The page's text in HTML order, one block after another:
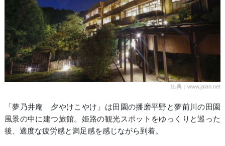
出典：www.jalan.net
「夢乃井庵 夕やけこやけ」は田園の播磨平野と夢前川の田園
風景の中に建つ旅館。姫路の観光スポットをゆっくりと巡った
後、適度な疲労感と満足感を感じながら到着。